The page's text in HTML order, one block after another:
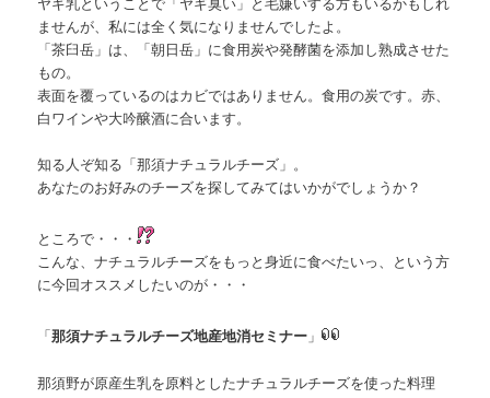
ませんが、私には全く気になりませんでしたよ。
「茶臼岳」は、「朝日岳」に食用炭や発酵菌を添加し熟成させた
もの。
表面を覆っているのはカビではありません。食用の炭です。赤、
白ワインや大吟醸酒に合います。
知る人ぞ知る「那須ナチュラルチーズ」。
あなたのお好みのチーズを探してみてはいかがでしょうか？
ところで・・・
こんな、ナチュラルチーズをもっと身近に食べたいっ、という方
に今回オススメしたいのが・・・
「那須ナチュラルチーズ地産地消セミナー 」
那須野が原産生乳を原料としたナチュラルチーズを使った料理